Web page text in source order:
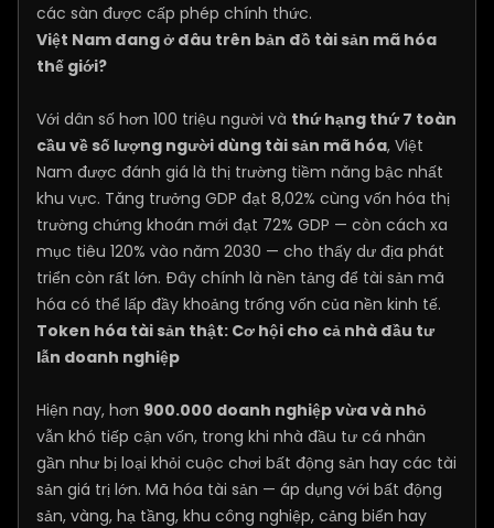
các sàn được cấp phép chính thức.
Việt Nam đang ở đâu trên bản đồ tài sản mã hóa
thế giới?
Với dân số hơn 100 triệu người và thứ hạng thứ 7 toàn
cầu về số lượng người dùng tài sản mã hóa, Việt
Nam được đánh giá là thị trường tiềm năng bậc nhất
khu vực. Tăng trưởng GDP đạt 8,02% cùng vốn hóa thị
trường chứng khoán mới đạt 72% GDP — còn cách xa
mục tiêu 120% vào năm 2030 — cho thấy dư địa phát
triển còn rất lớn. Đây chính là nền tảng để tài sản mã
hóa có thể lấp đầy khoảng trống vốn của nền kinh tế.
Token hóa tài sản thật: Cơ hội cho cả nhà đầu tư
lẫn doanh nghiệp
Hiện nay, hơn 900.000 doanh nghiệp vừa và nhỏ
vẫn khó tiếp cận vốn, trong khi nhà đầu tư cá nhân
gần như bị loại khỏi cuộc chơi bất động sản hay các tài
sản giá trị lớn. Mã hóa tài sản — áp dụng với bất động
sản, vàng, hạ tầng, khu công nghiệp, cảng biển hay